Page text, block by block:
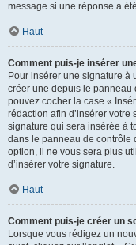
message si une réponse a
Haut
Comment puis-je insérer
Pour insérer une signature à
créer une depuis le panneau
pouvez cocher la case «
rédaction afin d’insérer
signature qui sera insérée à
dans le panneau de contrôle
option, il ne vous sera plus
d’insérer votre signature.
Haut
Comment puis-je créer un
Lorsque vous rédigez un